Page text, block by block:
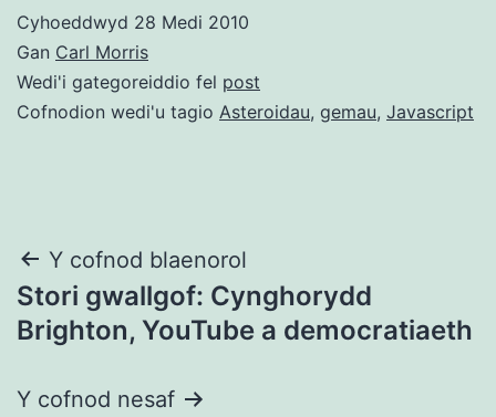
Cyhoeddwyd 28 Medi 2010
Gan Carl Morris
Wedi'i gategoreiddio fel post
Cofnodion wedi'u tagio Asteroidau, gemau, Javascript
Llywio
cofnod
Y cofnod blaenorol
Stori gwallgof: Cynghorydd
Brighton, YouTube a democratiaeth
Y cofnod nesaf